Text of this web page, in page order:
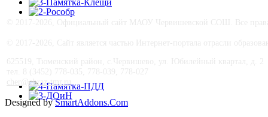
cher@obraz-tmr.ru
Designed bySmartAddons.Com